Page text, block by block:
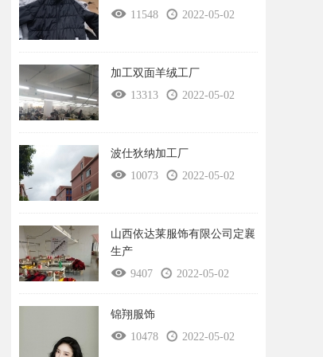
11548
2022-05-02
加工双面羊绒工厂
13313
2022-05-02
波仕狄纳加工厂
10073
2022-05-02
山西依达莱服饰有限公司定襄
生产
9407
2022-05-02
锦翔服饰
10478
2022-05-02